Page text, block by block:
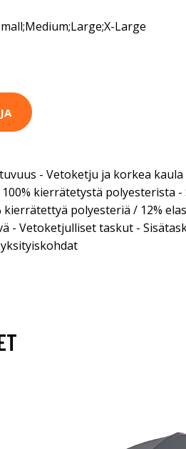
Large
- Vetoketju ja korkea kaula
kierrätetystä polyesterista -
kierrätettyä polyesteriä / 12%
- Vetoketjulliset taskut -